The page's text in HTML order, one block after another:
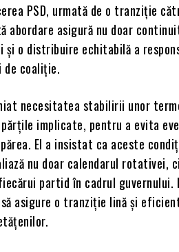
PSD, urmată de o tranziție
abordare asigură nu doar
o distribuire echitabilă a
de coaliție.
necesitatea stabilirii unor
implicate, pentru a evita
El a insistat ca aceste
nu doar calendarul rotativei,
partid în cadrul guvernului.
asigure o tranziție lină și